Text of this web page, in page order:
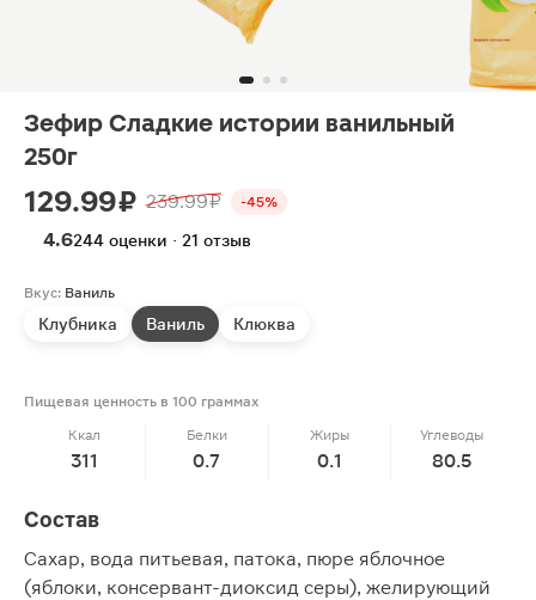
Зефир Сладкие истории ванильный
250г
129.99 ₽ 239.99 ₽ -45%
4.6244 оценки · 21 отзыв
Вкус: Ваниль
Клубника Ваниль Клюква
Пищевая ценность в 100 граммах
Ккал
311
Белки
0.7
Жиры
0.1
Углеводы
80.5
Состав
Сахар, вода питьевая, патока, пюре яблочное
(яблоки, консервант-диоксид серы), желирующий